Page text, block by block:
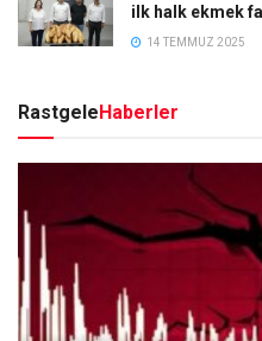
ilk halk ekmek
14 TEMMUZ 2025
RastgeleHaberler